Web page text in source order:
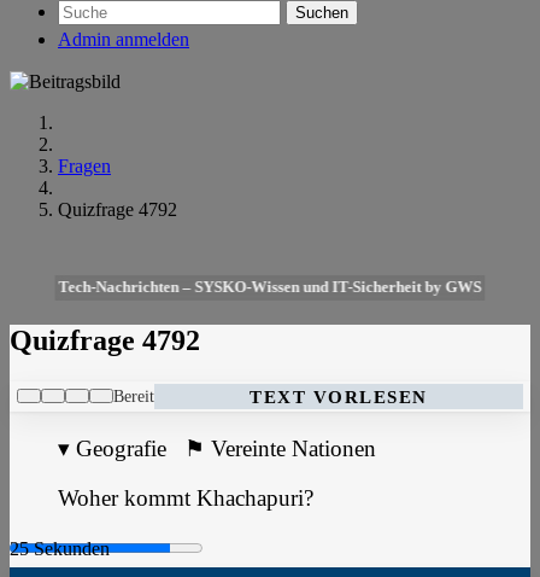
Suchen
Admin anmelden
Fragen
Quizfrage 4792
Tech-Nachrichten – SYSKO-Wissen und IT-Sicherheit by GWS
Quizfrage 4792
Bereit TEXT VORLESEN
▾ Geografie ⚑ Vereinte Nationen
Woher kommt Khachapuri?